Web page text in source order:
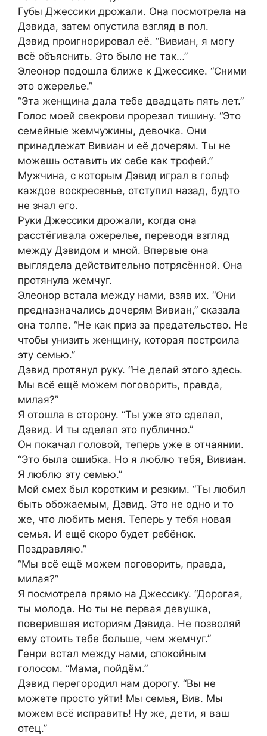
Губы Джессики дрожали. Она посмотрела на
Дэвида, затем опустила взгляд в пол.
Дэвид проигнорировал её. “Вивиан, я могу
всё объяснить. Это было не так…”
Элеонор подошла ближе к Джессике. “Сними
это ожерелье.”
“Эта женщина дала тебе двадцать пять лет.”
Голос моей свекрови прорезал тишину. “Это
семейные жемчужины, девочка. Они
принадлежат Вивиан и её дочерям. Ты не
можешь оставить их себе как трофей.”
Мужчина, с которым Дэвид играл в гольф
каждое воскресенье, отступил назад, будто
не знал его.
Руки Джессики дрожали, когда она
расстёгивала ожерелье, переводя взгляд
между Дэвидом и мной. Впервые она
выглядела действительно потрясённой. Она
протянула жемчуг.
Элеонор встала между нами, взяв их. “Они
предназначались дочерям Вивиан,” сказала
она толпе. “Не как приз за предательство. Не
чтобы унизить женщину, которая построила
эту семью.”
Дэвид протянул руку. “Не делай этого здесь.
Мы всё ещё можем поговорить, правда,
милая?”
Я отошла в сторону. “Ты уже это сделал,
Дэвид. И ты сделал это публично.”
Он покачал головой, теперь уже в отчаянии.
“Это была ошибка. Но я люблю тебя, Вивиан.
Я люблю эту семью.”
Мой смех был коротким и резким. “Ты любил
быть обожаемым, Дэвид. Это не одно и то
же, что любить меня. Теперь у тебя новая
семья. И ещё скоро будет ребёнок.
Поздравляю.”
“Мы всё ещё можем поговорить, правда,
милая?”
Я посмотрела прямо на Джессику. “Дорогая,
ты молода. Но ты не первая девушка,
поверившая историям Дэвида. Не позволяй
ему стоить тебе больше, чем жемчуг.”
Генри встал между нами, спокойным
голосом. “Мама, пойдём.”
Дэвид перегородил нам дорогу. “Вы не
можете просто уйти! Мы семья, Вив. Мы
можем всё исправить! Ну же, дети, я ваш
отец.”